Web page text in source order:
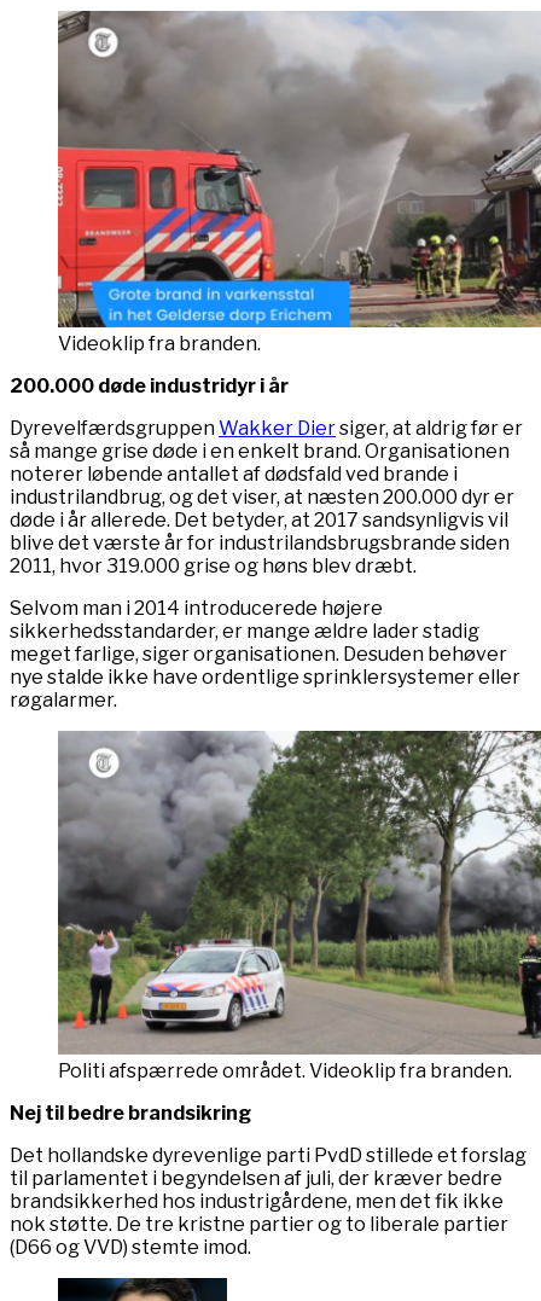
Videoklip fra branden.
200.000 døde industridyr i år
DyrevelfærdsgruppenWakker Diersiger, at aldrig før er
så mange grise døde i en enkelt brand. Organisationen
noterer løbende antallet af dødsfald ved brande i
industrilandbrug, og det viser, at næsten 200.000 dyr er
døde i år allerede. Det betyder, at 2017 sandsynligvis vil
blive det værste år for industrilandsbrugsbrande siden
2011, hvor 319.000 grise og høns blev dræbt.
Selvom man i 2014 introducerede højere
sikkerhedsstandarder, er mange ældre lader stadig
meget farlige, siger organisationen. Desuden behøver
nye stalde ikke have ordentlige sprinklersystemer eller
røgalarmer.
Politi afspærrede området. Videoklip fra branden.
Nej til bedre brandsikring
Det hollandske dyrevenlige parti PvdD stillede et forslag
til parlamentet i begyndelsen af juli, der kræver bedre
brandsikkerhed hos industrigårdene, men det fik ikke
nok støtte. De tre kristne partier og to liberale partier
(D66 og VVD) stemte imod.